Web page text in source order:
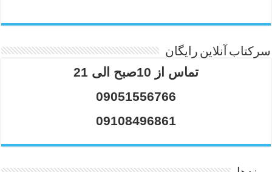
سرکتاب آنلاین رایگان
تماس از 10صبح الی 21
09051556766
09108496861